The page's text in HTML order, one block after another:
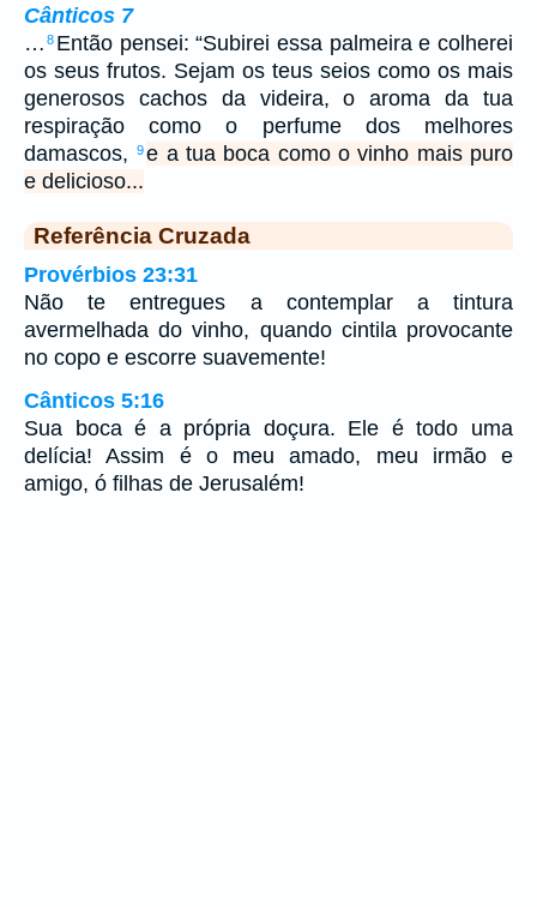
Cânticos 7
… 8 Então pensei: “Subirei essa palmeira e colherei
os seus frutos. Sejam os teus seios como os mais
generosos cachos da videira, o aroma da tua
respiração como o perfume dos melhores
damascos,
9e a tua boca como o vinho mais puro
e delicioso...
Referência Cruzada
Provérbios 23:31
Não te entregues a contemplar a tintura
avermelhada do vinho, quando cintila provocante
no copo e escorre suavemente!
Cânticos 5:16
Sua boca é a própria doçura. Ele é todo uma
delícia! Assim é o meu amado, meu irmão e
amigo, ó filhas de Jerusalém!